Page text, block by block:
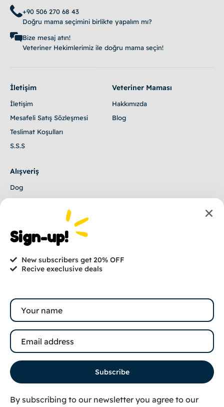
+90 506 270 68 43
Doğru mama seçimini birlikte yapalım mı?
Bize mesaj atın!
Veteriner Hekimlerimiz ile doğru mama seçin!
İletişim
İletişim
Mesafeli Satış Sözleşmesi
Teslimat Koşulları
S.S.S
Veteriner Maması
Hakkımızda
Blog
Alışveriş
Dog
Fish
Reptile
Bird
Halide Edip Adıvar, Sultan Sk. 22-24A, 34382 Şişli/
İstanbul
+90 506 270 68 43
info@veterinermamasi.com
©2026 Veteriner Maması. Tüm hakları saklıdır.
Sign-up!
New subscribers get 20% OFF
Recive execlusive deals
Subscribe
By subscribing to our newsletter you agree to our